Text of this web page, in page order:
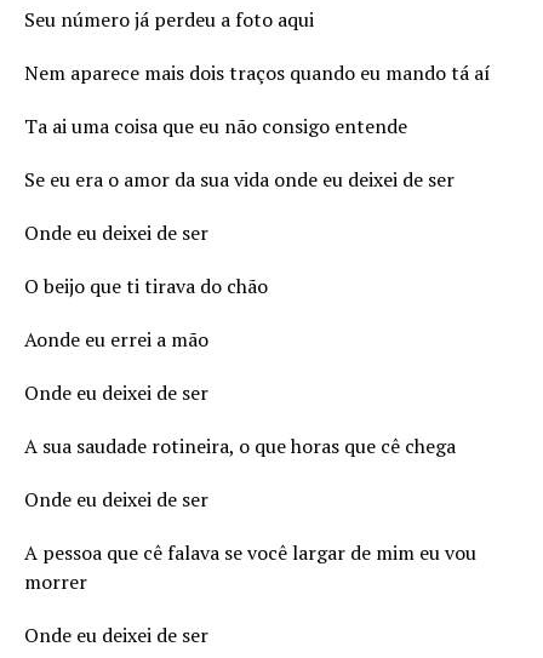
Seu número já perdeu a foto aqui
Nem aparece mais dois traços quando eu mando tá aí
Ta ai uma coisa que eu não consigo entende
Se eu era o amor da sua vida onde eu deixei de ser
Onde eu deixei de ser
O beijo que ti tirava do chão
Aonde eu errei a mão
Onde eu deixei de ser
A sua saudade rotineira, o que horas que cê chega
Onde eu deixei de ser
A pessoa que cê falava se você largar de mim eu vou
morrer
Onde eu deixei de ser